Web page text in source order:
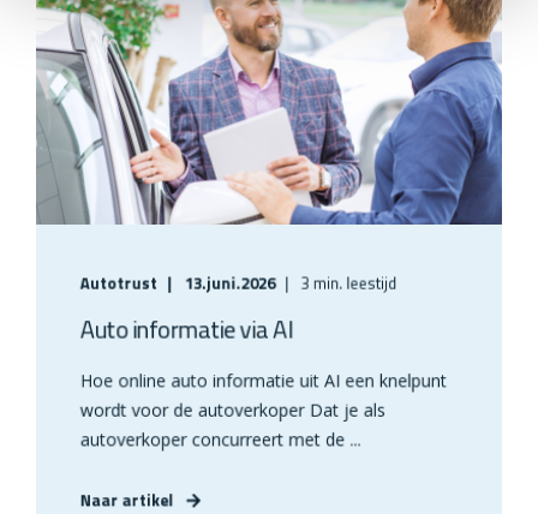
Autotrust 13.juni.2026 3 min. leestijd
Auto informatie via AI
Hoe online auto informatie uit AI een knelpunt
wordt voor de autoverkoper Dat je als
autoverkoper concurreert met de ...
Naar artikel